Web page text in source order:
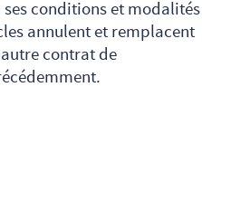
conditions et modalités
annulent et remplacent
contrat de